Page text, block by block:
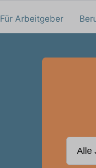
Für Arbeitgeber